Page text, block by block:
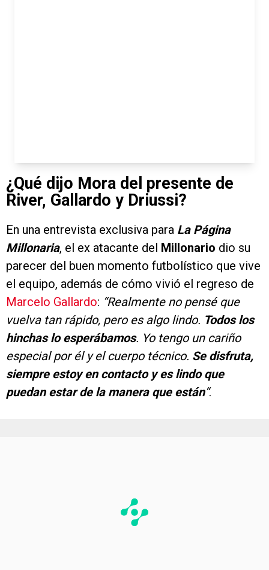
¿Qué dijo Mora del presente de
River, Gallardo y Driussi?
En una entrevista exclusiva para La Página
Millonaria, el ex atacante del Millonario dio su
parecer del buen momento futbolístico que vive
el equipo, además de cómo vivió el regreso de
Marcelo Gallardo: “Realmente no pensé que
vuelva tan rápido, pero es algo lindo. Todos los
hinchas lo esperábamos. Yo tengo un cariño
especial por él y el cuerpo técnico. Se disfruta,
siempre estoy en contacto y es lindo que
puedan estar de la manera que están“.